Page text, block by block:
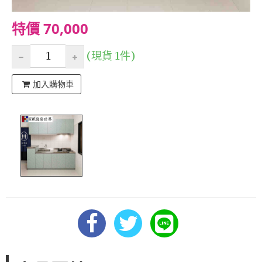
特價 70,000
(現貨 1件)
加入購物車